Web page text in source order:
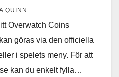
QUINN
Overwatch Coins
göras via den officiella
i spelets meny. För att
kan du enkelt fylla…